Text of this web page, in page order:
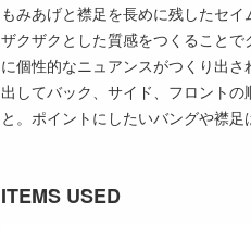
もみあげと襟足を長めに残したセ
ザクザクとした質感をつくること
に個性的なニュアンスがつくり出
出してバック、サイド、フロント
と。ポイントにしたいバングや襟足
ITEMS USED